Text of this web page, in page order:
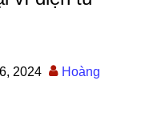
2024 Hoàng